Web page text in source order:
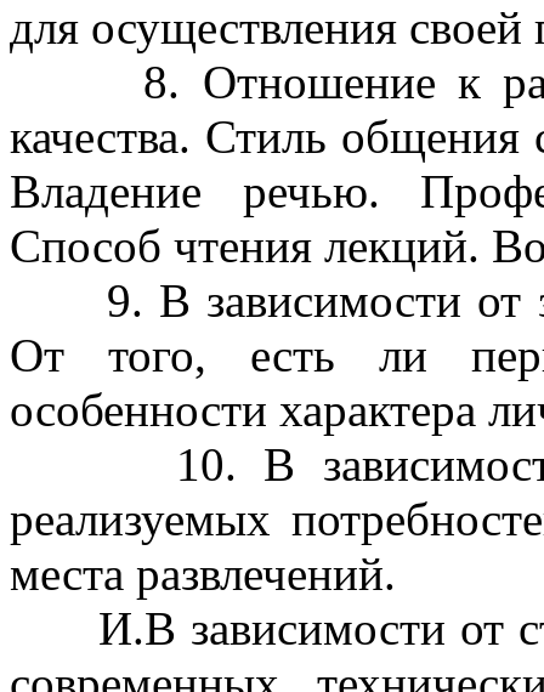
для осуществления своей
8. Отношение к
качества. Стиль
Владение речью.
Способ чтения лекций.
9. В зависимости от
От того, есть ли
особенности характера
10. В зависимости
реализуемых
места развлечений.
И.В зависимости от